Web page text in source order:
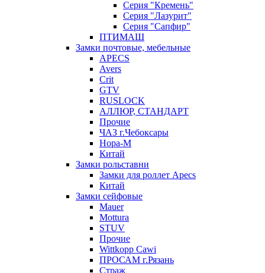
Серия "Кремень"
Серия "Лазурит"
Серия "Сапфир"
ПТИМАШ
Замки почтовые, мебельные
APECS
Avers
Crit
GTV
RUSLOCK
АЛЛЮР, СТАНДАРТ
Прочие
ЧАЗ г.Чебоксары
Нора-М
Китай
Замки рольставни
Замки для роллет Apecs
Китай
Замки сейфовые
Mauer
Mottura
STUV
Прочие
Wittkopp Cawi
ПРОСАМ г.Рязань
Страж